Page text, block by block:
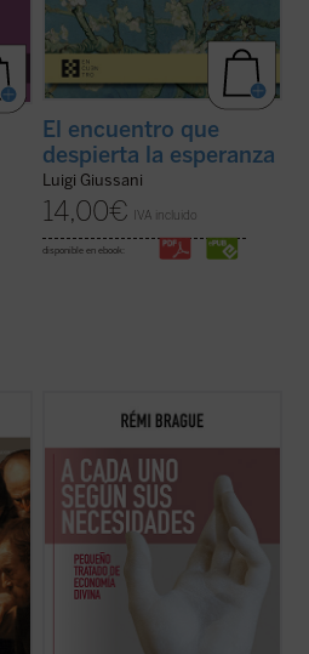
El encuentro que
despierta la esperanza
Luigi Giussani
14,00€ IVA incluido
disponible en ebook:
Este «pequeño tratado» es la continuación
de los estudios emblemáticos de Rémi
una sucesión de breves capítulos expone
una teoría de la Providencia divina en la que
Dios provee a todos los ...(ver ficha)